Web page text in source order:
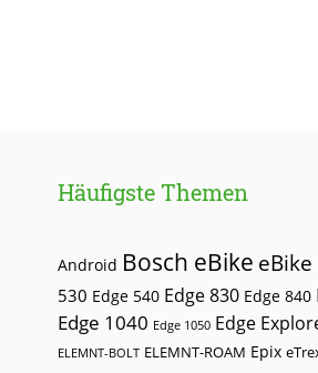
Häufigste Themen
Android Bosch eBike eBike
530 Edge 540 Edge 830 Edge 840
Edge 1040 Edge 1050 Edge
ELEMNT-BOLT ELEMNT-ROAM Epix